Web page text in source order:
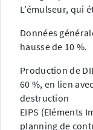
L’émulseur, qui
Données
hausse de 10 %.
Production de
60 %, en lien
destruction
EIPS (Eléments
planning de